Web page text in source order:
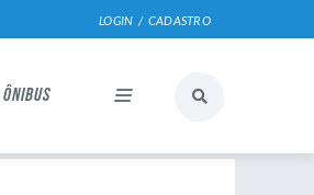
LOGIN / CADASTRO
ÔNIBUS